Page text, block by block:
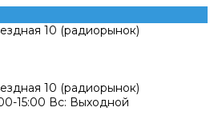
10 (радиорынок)
10 (радиорынок)
15:00 Вс: Выходной